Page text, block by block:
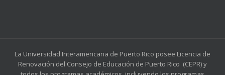
La Universidad Interamericana de Puerto Rico posee Licencia de
Renovación del Consejo de Educación de Puerto Rico (CEPR) y